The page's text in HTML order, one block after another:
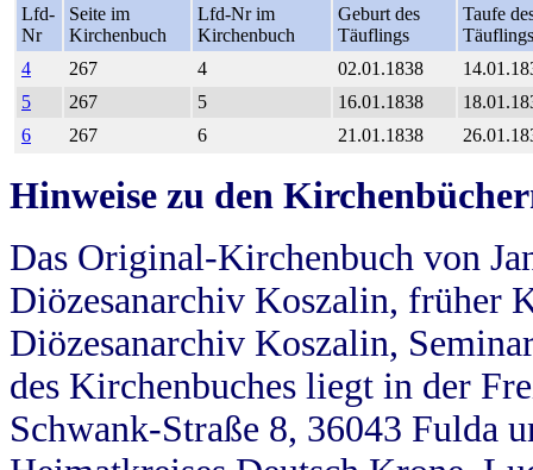
Lfd-
Nr
Seite im
Kirchenbuch
Lfd-Nr im
Kirchenbuch
Geburt des
Täuflings
Taufe
Täuflings
4
267 4 02.01.1838
5
267 5 16.01.1838
6
267 6 21.01.1838
Hinweise zu den
Das Original-Kirchenbuch von
Diözesanarchiv Koszalin, früher
Diözesanarchiv Koszalin,
des Kirchenbuches liegt in der
Schwank-Straße 8, 36043 Fulda